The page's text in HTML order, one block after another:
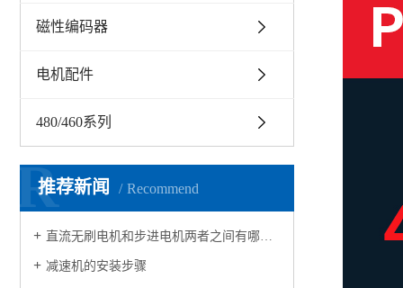
磁性编码器
电机配件
480/460系列
推荐新闻 Recommend
R
直流无刷电机和步进电机两者之间有哪些区别
减速机的安装步骤